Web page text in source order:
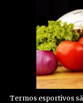
Termos esportivos